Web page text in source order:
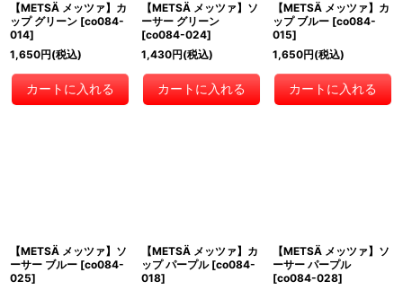
【METSÄ メッツァ】カ
ップ グリーン [co084-
014]
1,650円(税込)
カートに入れる
【METSÄ メッツァ】ソ
ーサー グリーン
[co084-024]
1,430円(税込)
カートに入れる
【METSÄ メッツァ】カ
ップ ブルー [co084-
015]
1,650円(税込)
カートに入れる
【METSÄ メッツァ】ソ
ーサー ブルー [co084-
025]
【METSÄ メッツァ】カ
ップ パープル [co084-
018]
【METSÄ メッツァ】ソ
ーサー パープル
[co084-028]